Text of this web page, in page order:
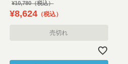
¥10,780
¥8,624 税込
売切れ